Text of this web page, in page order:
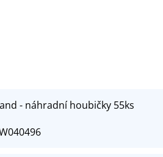
- náhradní houbičky 55ks